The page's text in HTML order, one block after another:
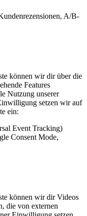
A/B-
können wir dir über die
Features
Nutzung unserer
setzen wir auf
ein:
Event Tracking)
Consent Mode,
können wir dir Videos
die von externen